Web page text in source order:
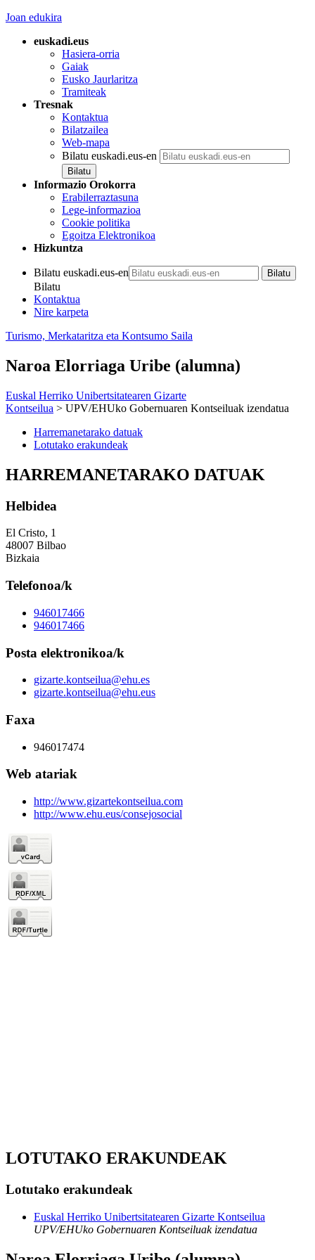
Joan edukira
euskadi.eus
Hasiera-orria
Gaiak
Eusko Jaurlaritza
Tramiteak
Tresnak
Kontaktua
Bilatzailea
Web-mapa
Bilatu euskadi.eus-en
Informazio Orokorra
Erabilerraztasuna
Lege-informazioa
Cookie politika
Egoitza Elektronikoa
Hizkuntza
Bilatu euskadi.eus-en
Bilatu
Kontaktua
Nire karpeta
Turismo, Merkataritza eta Kontsumo Saila
Naroa Elorriaga Uribe (alumna)
Euskal Herriko Unibertsitatearen Gizarte
Kontseilua > UPV/EHUko Gobernuaren Kontseiluak izendatua
Harremanetarako datuak
Lotutako erakundeak
HARREMANETARAKO DATUAK
Helbidea
El Cristo, 1
48007 Bilbao
Bizkaia
Telefonoa/k
946017466
946017466
Posta elektronikoa/k
gizarte.kontseilua@ehu.es
gizarte.kontseilua@ehu.eus
Faxa
946017474
Web atariak
http://www.gizartekontseilua.com
http://www.ehu.eus/consejosocial
LOTUTAKO ERAKUNDEAK
Lotutako erakundeak
Euskal Herriko Unibertsitatearen Gizarte Kontseilua
UPV/EHUko Gobernuaren Kontseiluak izendatua